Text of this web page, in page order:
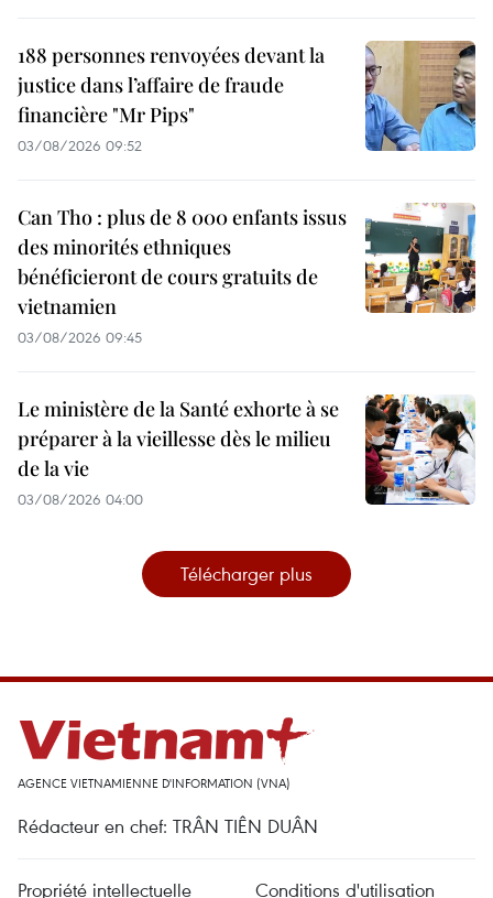
188 personnes renvoyées devant la
justice dans l’affaire de fraude
financière "Mr Pips"
03/08/2026 09:52
Can Tho : plus de 8 000 enfants issus
des minorités ethniques
bénéficieront de cours gratuits de
vietnamien
03/08/2026 09:45
Le ministère de la Santé exhorte à se
préparer à la vieillesse dès le milieu
de la vie
03/08/2026 04:00
Télécharger plus
AGENCE VIETNAMIENNE D'INFORMATION (VNA)
Rédacteur en chef: TRÂN TIÊN DUÂN
Propriété intellectuelle Conditions d'utilisation